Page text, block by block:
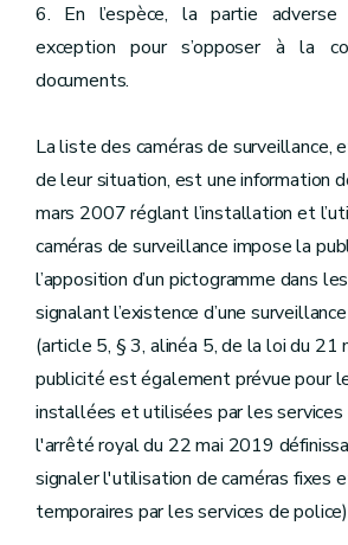
6. En l’espèce, la partie adverse
exception pour s’opposer à la
documents.
La liste des caméras de surveillance,
de leur situation, est une information
mars 2007 réglant l’installation et
caméras de surveillance impose la
l’apposition d’un pictogramme dans
signalant l’existence d’une
(article 5, § 3, alinéa 5, de la loi du
publicité est également prévue pour
installées et utilisées par les services
l'arrêté royal du 22 mai 2019
signaler l'utilisation de caméras fixes
temporaires par les services de